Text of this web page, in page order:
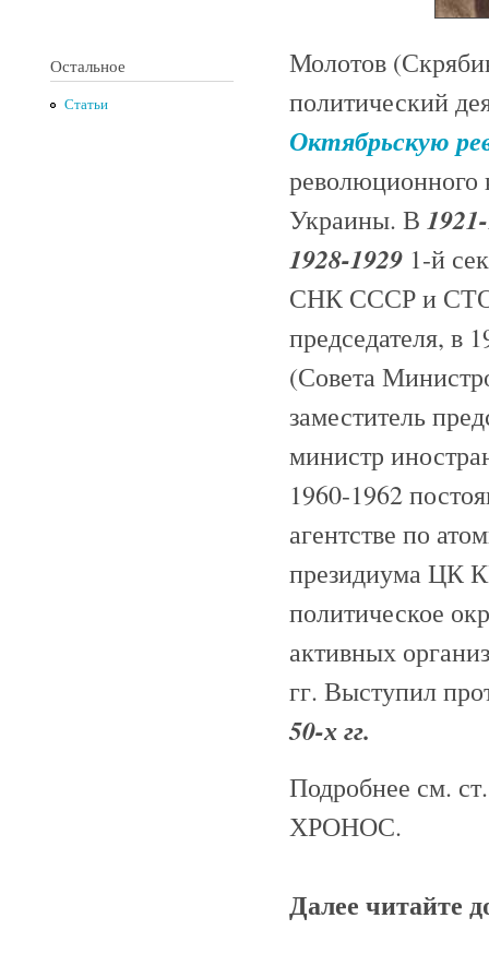
Остальное
Статьи
Молотов
политический
Октябрьскую
Украины. В
1928-1929 1-й
СНК СССР и
председателя, в
(Совета
заместитель
министр
1960-1962
агентстве по
президиума ЦК
политическое
активных
гг. Выступил
50-х гг.
Подробнее см.
ХРОНОС.
Далее читайте